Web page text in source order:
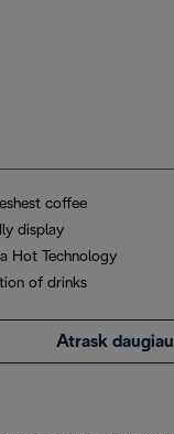
coffee
display
Hot Technology
of drinks
Atrask daugiau